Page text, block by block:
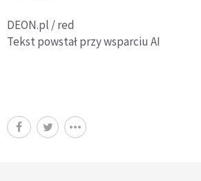
DEON.pl / red
Tekst powstał przy wsparciu AI